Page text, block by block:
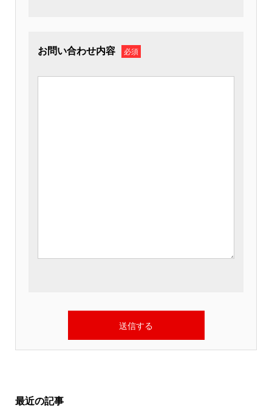
お問い合わせ内容 必須
最近の記事